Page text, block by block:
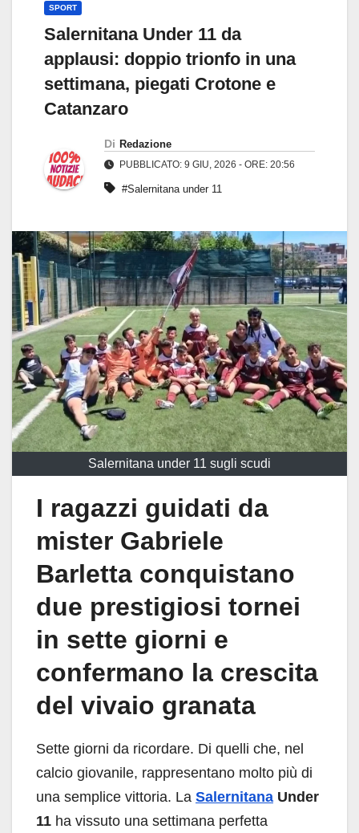
SPORT
Salernitana Under 11 da
applausi: doppio trionfo in una
settimana, piegati Crotone e
Catanzaro
Di Redazione
PUBBLICATO: 9 GIU, 2026 - ORE: 20:56
#Salernitana under 11
Salernitana under 11 sugli scudi
I ragazzi guidati da
mister Gabriele
Barletta conquistano
due prestigiosi tornei
in sette giorni e
confermano la crescita
del vivaio granata
Sette giorni da ricordare. Di quelli che, nel
calcio giovanile, rappresentano molto più di
una semplice vittoria. La Salernitana Under
11 ha vissuto una settimana perfetta